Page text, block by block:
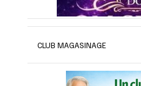
CLUB MAGASINAGE